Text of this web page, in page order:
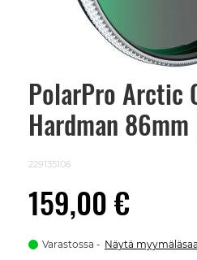
PolarPro Arctic
Hardman 86mm
229135106
159,00 €
Varastossa Näytä
Skip
beginning
images